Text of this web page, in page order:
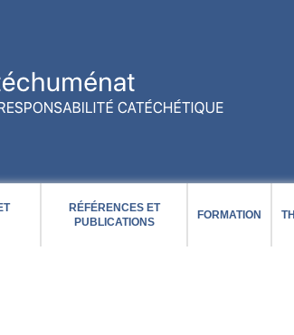
RÉFÉRENCES ET
PUBLICATIONS
FORMATION